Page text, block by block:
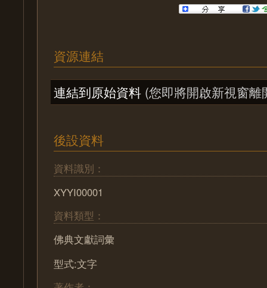
資源連結
連結到原始資料 (您即將開啟新視窗離
後設資料
資料識別：
XYYI00001
資料類型：
佛典文獻詞彙
型式:文字